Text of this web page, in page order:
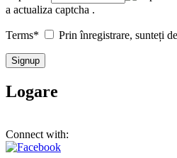
a actualiza captcha .
Terms* Prin înregistrare, sunteți
Logare
Connect with: